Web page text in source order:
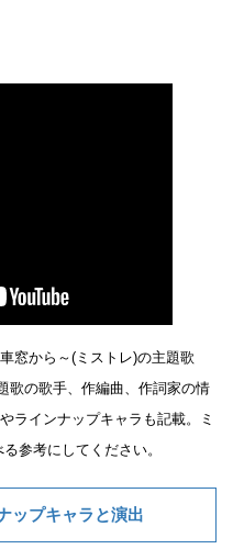
窓から～(ミストレ)の主題歌
歌の歌手、作編曲、作詞家の情
ラインナップキャラも記載。ミ
参考にしてください。
ップキャラと演出